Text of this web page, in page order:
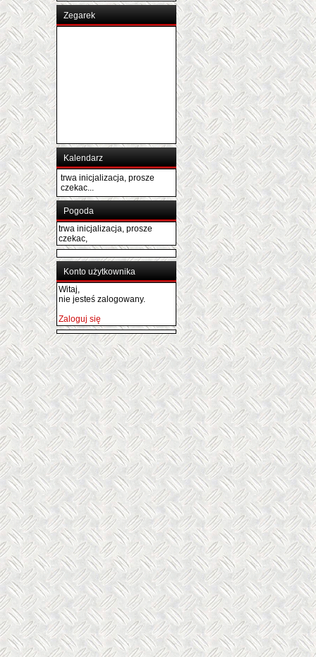
Zegarek
Kalendarz
trwa inicjalizacja, prosze
czekac...
Pogoda
trwa inicjalizacja, prosze
czekac,
Konto użytkownika
Witaj,
nie jesteś zalogowany.
Zaloguj się